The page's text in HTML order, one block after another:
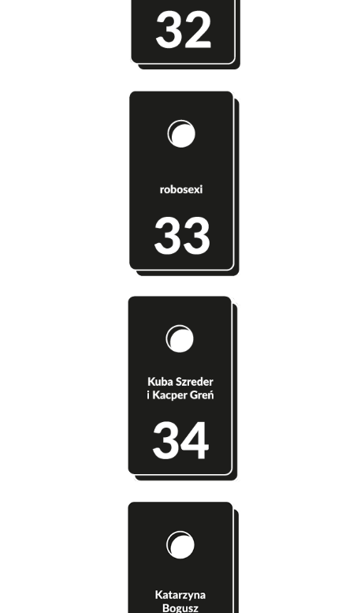
Szatnia 33 - robosexi
Szatnia 34 - Kuba Szreder i Kacper Greń
Szatnia 35 - Katarzyna Bogusz